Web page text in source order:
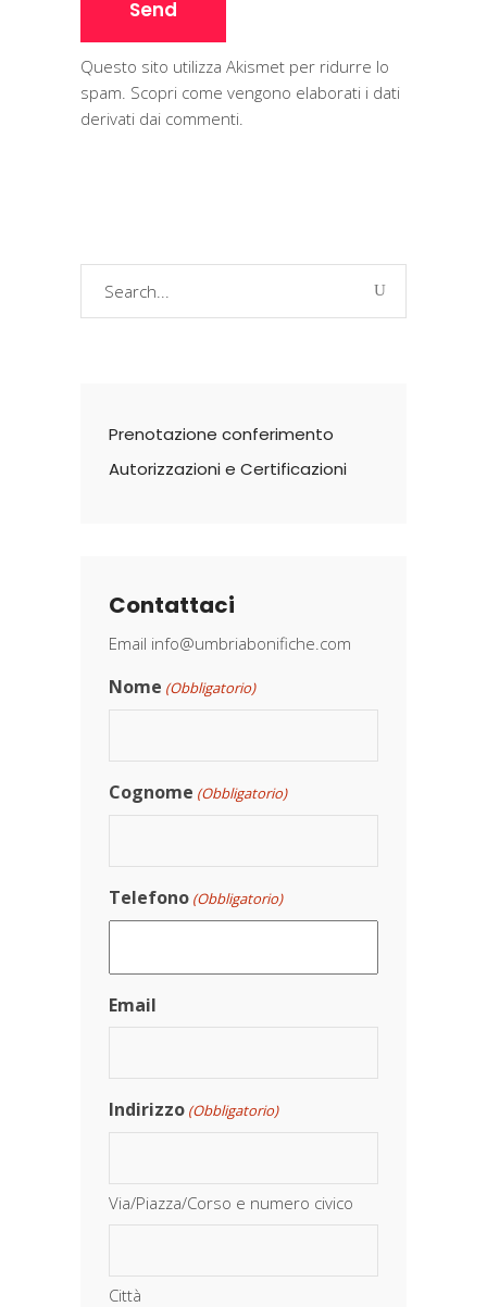
Questo sito utilizza Akismet per ridurre lo
spam. Scopri come vengono elaborati i dati
derivati dai commenti.
Prenotazione conferimento
Autorizzazioni e Certificazioni
Contattaci
Email info@umbriabonifiche.com
Nome (Obbligatorio)
Cognome (Obbligatorio)
Telefono (Obbligatorio)
Email
Indirizzo (Obbligatorio)
Via/Piazza/Corso e numero civico
Città